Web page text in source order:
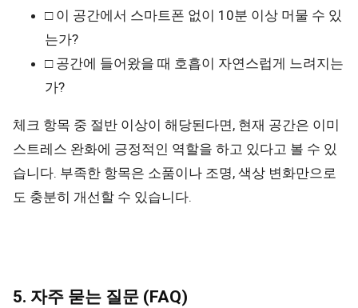
□ 이 공간에서 스마트폰 없이 10분 이상 머물 수 있
는가?
□ 공간에 들어왔을 때 호흡이 자연스럽게 느려지는
가?
체크 항목 중 절반 이상이 해당된다면, 현재 공간은 이미
스트레스 완화에 긍정적인 역할을 하고 있다고 볼 수 있
습니다. 부족한 항목은 소품이나 조명, 색상 변화만으로
도 충분히 개선할 수 있습니다.
5. 자주 묻는 질문 (FAQ)